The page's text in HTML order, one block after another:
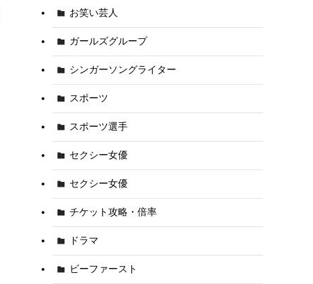
お笑い芸人
ガールズグループ
シンガーソングライター
スポーツ
スポーツ選手
セクシー女優
セクシー女優
チケット攻略・倍率
ドラマ
ビーファースト